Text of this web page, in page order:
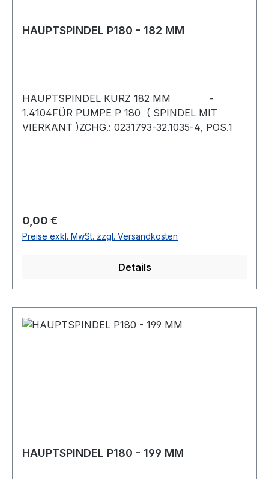
HAUPTSPINDEL P180 - 182 MM
HAUPTSPINDEL KURZ 182 MM -
1.4104FÜR PUMPE P 180 ( SPINDEL MIT
VIERKANT )ZCHG.: 0231793-32.1035-4, POS.1
Regulärer Preis:
0,00 €
Preise exkl. MwSt. zzgl. Versandkosten
Details
HAUPTSPINDEL P180 - 199 MM